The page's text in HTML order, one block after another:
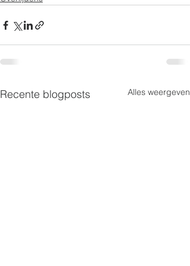
Recente blogposts Alles weergeven